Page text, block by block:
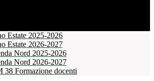
Estate 2025-2026
Estate 2026-2027
Nord 2025-2026
Nord 2026-2027
38 Formazione docenti